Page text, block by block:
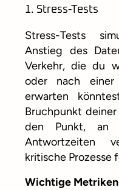
1. Stress-Tests
Stress-Tests
Anstieg des
Verkehr, die du
oder nach einer
erwarten
Bruchpunkt
den Punkt, an
Antwortzeiten
kritische Prozesse
Wichtige